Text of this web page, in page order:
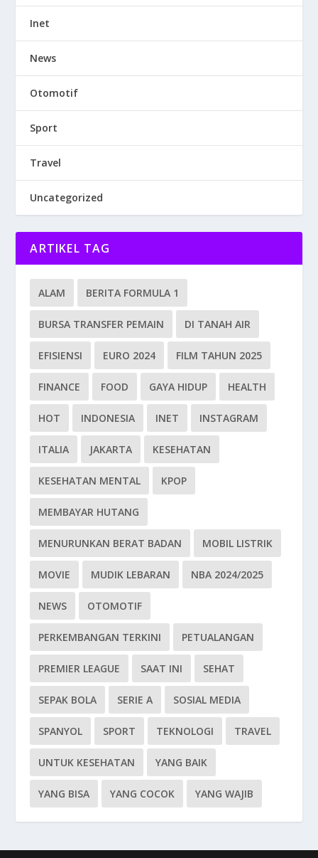
Inet
News
Otomotif
Sport
Travel
Uncategorized
ARTIKEL TAG
ALAM BERITA FORMULA 1
BURSA TRANSFER PEMAIN DI TANAH AIR
EFISIENSI EURO 2024 FILM TAHUN 2025
FINANCE FOOD GAYA HIDUP HEALTH
HOT INDONESIA INET INSTAGRAM
ITALIA JAKARTA KESEHATAN
KESEHATAN MENTAL KPOP
MEMBAYAR HUTANG
MENURUNKAN BERAT BADAN MOBIL LISTRIK
MOVIE MUDIK LEBARAN NBA 2024/2025
NEWS OTOMOTIF
PERKEMBANGAN TERKINI PETUALANGAN
PREMIER LEAGUE SAAT INI SEHAT
SEPAK BOLA SERIE A SOSIAL MEDIA
SPANYOL SPORT TEKNOLOGI TRAVEL
UNTUK KESEHATAN YANG BAIK
YANG BISA YANG COCOK YANG WAJIB